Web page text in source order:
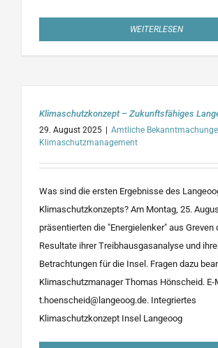
WEITERLESEN
Klimaschutzkonzept – Zukunftsfähiges
29. August 2025 Amtliche
Klimaschutzmanagement
Was sind die ersten Ergebnisse des
Klimaschutzkonzepts? Am Montag, 25.
präsentierten die "Energielenker" aus Greven
Resultate ihrer Treibhausgasanalyse und
Betrachtungen für die Insel. Fragen dazu
Klimaschutzmanager Thomas Hönscheid. E-
t.hoenscheid@langeoog.de. Integriertes
Klimaschutzkonzept Insel Langeoog